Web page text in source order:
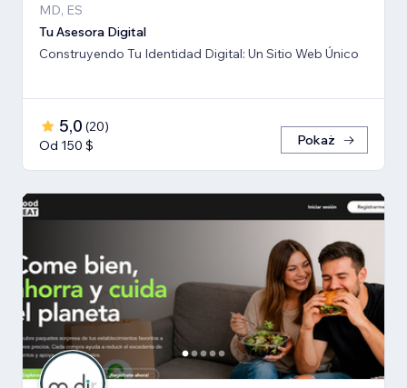
MD, ES
Tu Asesora Digital
Construyendo Tu Identidad Digital: Un Sitio Web Único
5,0 (20)
Od 150 $
Pokaż